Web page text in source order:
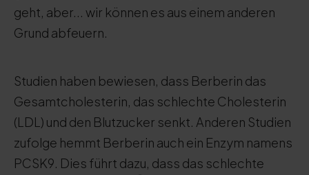
geht, aber... wir können es aus einem anderen
Grund abfeuern.
Studien haben bewiesen, dass Berberin das
Gesamtcholesterin, das schlechte Cholesterin
(LDL) und den Blutzucker senkt. Anderen Studien
zufolge hemmt Berberin auch ein Enzym namens
PCSK9. Dies führt dazu, dass das schlechte